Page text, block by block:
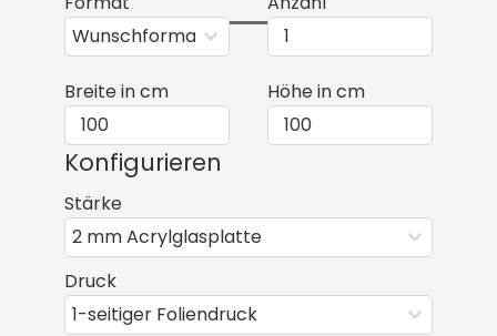
Breite in cm Höhe in cm
Konfigurieren
Stärke
Druck